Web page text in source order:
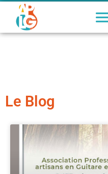
Le Blog